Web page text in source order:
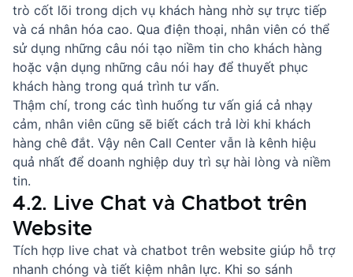
trò cốt lõi trong dịch vụ khách hàng nhờ sự trực tiếp
và cá nhân hóa cao. Qua điện thoại, nhân viên có thể
sử dụng những câu nói tạo niềm tin cho khách hàng
hoặc vận dụng những câu nói hay để thuyết phục
khách hàng trong quá trình tư vấn.
Thậm chí, trong các tình huống tư vấn giá cả nhạy
cảm, nhân viên cũng sẽ biết cách trả lời khi khách
hàng chê đắt. Vậy nên Call Center vẫn là kênh hiệu
quả nhất để doanh nghiệp duy trì sự hài lòng và niềm
tin.
4.2. Live Chat và Chatbot trên
Website
Tích hợp live chat và chatbot trên website giúp hỗ trợ
nhanh chóng và tiết kiệm nhân lực. Khi so sánh